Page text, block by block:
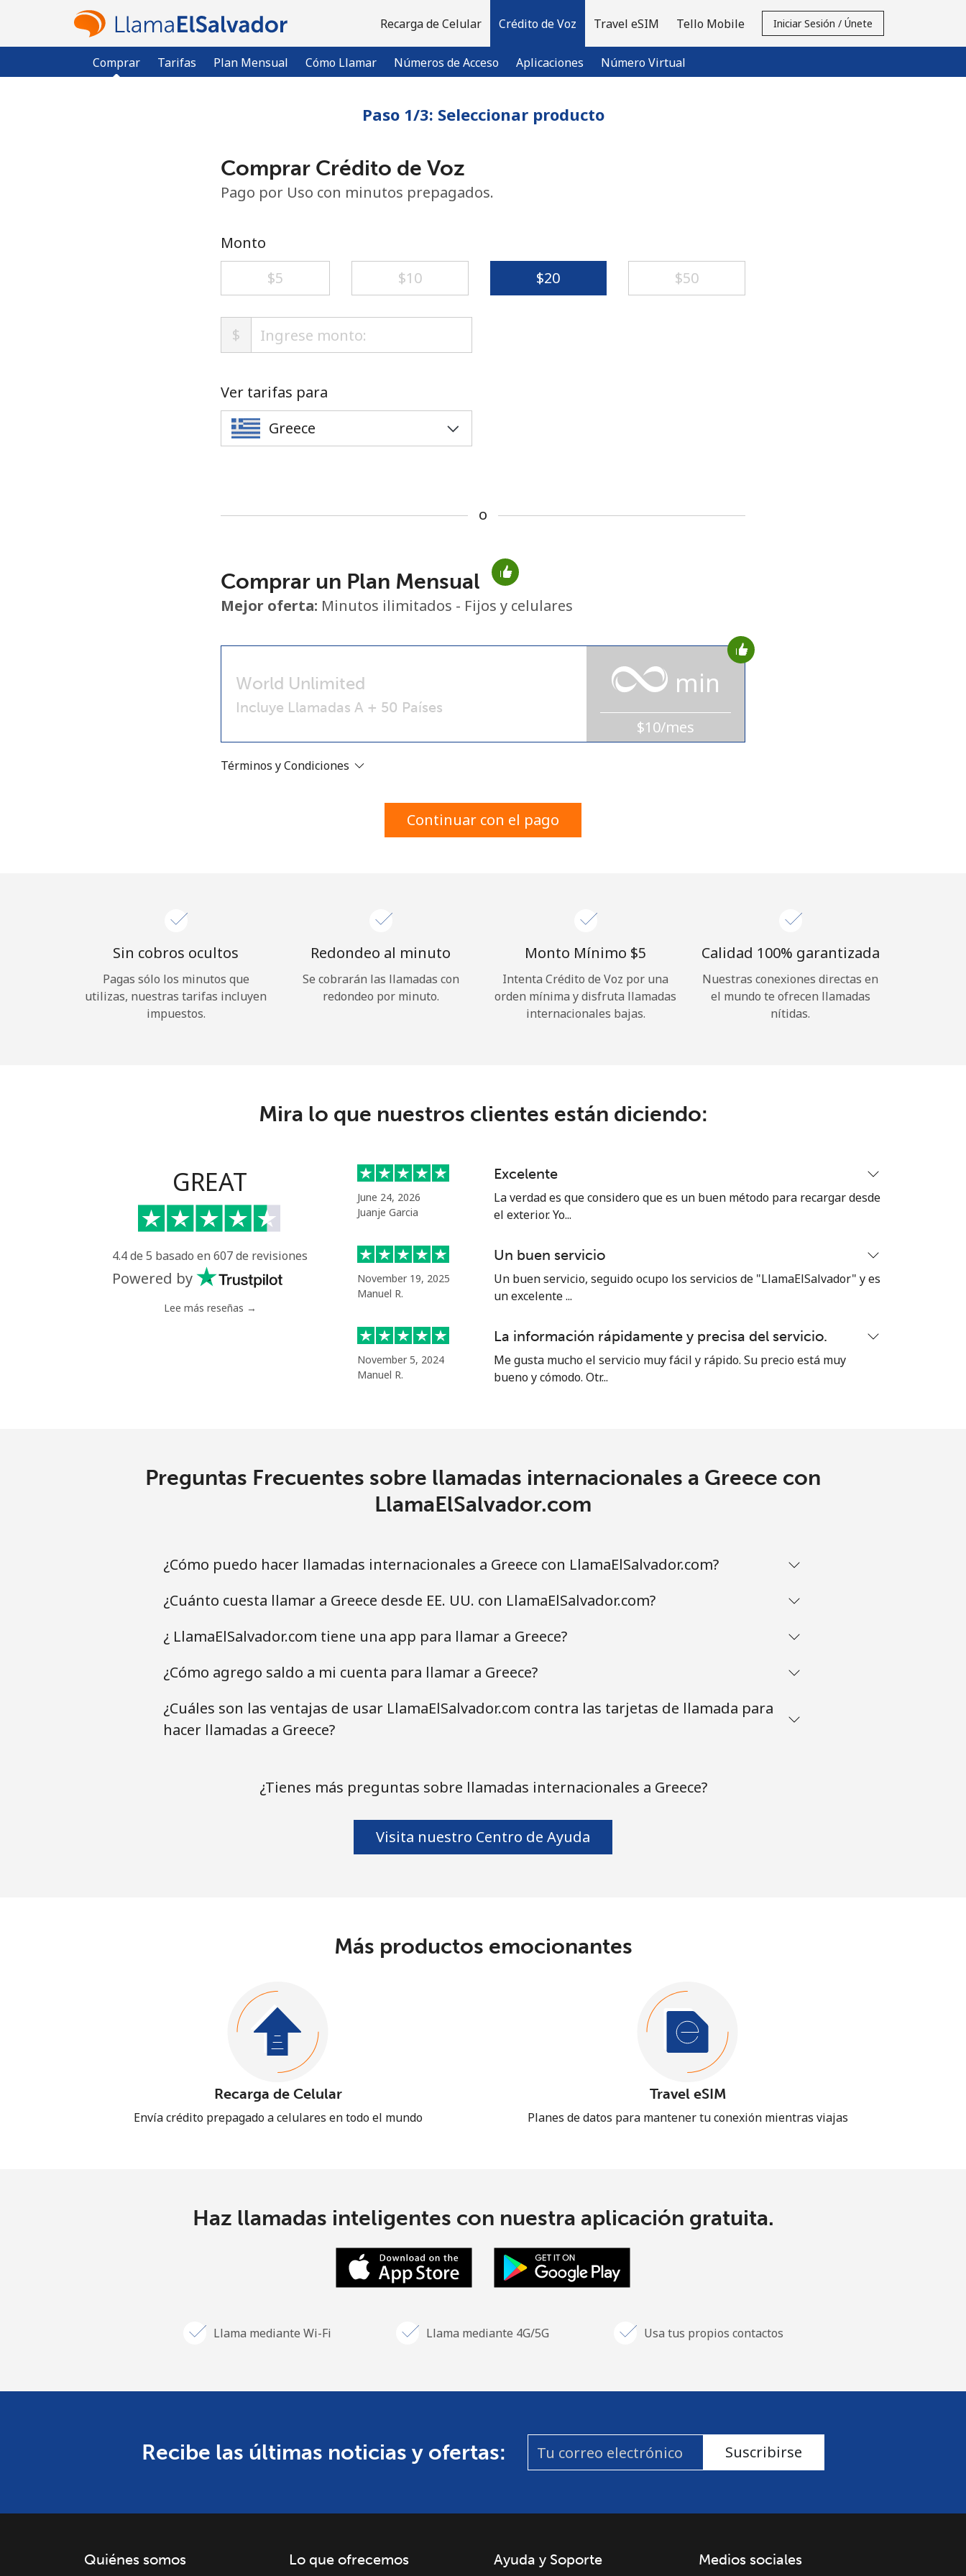
Recarga de Celular Crédito de Voz
Comprar Tarifas Plan Mensual Cómo Llamar Números de Acceso Aplicaciones Número Virtual
Travel eSIM Tello Mobile Iniciar Sesión / Únete
No se ha creado una contraseña
Mínimo 8 caracteres
Un número
Al abrir una cuenta en este sitio web, estoy de
¿Olvidaste tu contraseña? →
Iniciar Sesión
Continuar con
Paso 1/3: Seleccionar producto
Comprar Crédito de Voz
Pago por Uso con minutos prepagados.
Monto
⁦$5⁩
⁦$10⁩ ⁦$20⁩ ⁦$50⁩
$
Ver tarifas para
o
Comprar un Plan Mensual
Mejor oferta: Minutos ilimitados - Fijos y celulares
World Unlimited
Incluye Llamadas A + 50 Países
min
$10/mes
Términos y Condiciones
Continuar con el pago
Sin cobros ocultos
Pagas sólo los minutos que
utilizas, nuestras tarifas incluyen
impuestos.
Redondeo al minuto
Se cobrarán las llamadas con
redondeo por minuto.
Monto Mínimo ⁦$5⁩
Intenta Crédito de Voz por una
orden mínima y disfruta llamadas
internacionales bajas.
Calidad 100% garantizada
Nuestras conexiones directas en
el mundo te ofrecen llamadas
nítidas.
Mira lo que nuestros clientes están diciendo:
GREAT
4.4 de 5 basado en 607 de revisiones
Powered by
Lee más reseñas →
June 24, 2026
Juanje Garcia
Excelente
La verdad es que considero que es un buen método para recargar desde
el exterior. Yo...
November 19, 2025
Manuel R.
Un buen servicio
Un buen servicio, seguido ocupo los servicios de "LlamaElSalvador" y es
un excelente ...
November 5, 2024
Manuel R.
La información rápidamente y precisa del servicio.
Me gusta mucho el servicio muy fácil y rápido. Su precio está muy
bueno y cómodo. Otr...
Preguntas Frecuentes sobre llamadas internacionales a Greece con
LlamaElSalvador.com
¿Cómo puedo hacer llamadas internacionales a Greece con LlamaElSalvador.com?
¿Cuánto cuesta llamar a Greece desde EE. UU. con LlamaElSalvador.com?
¿ LlamaElSalvador.com tiene una app para llamar a Greece?
¿Cómo agrego saldo a mi cuenta para llamar a Greece?
¿Cuáles son las ventajas de usar LlamaElSalvador.com contra las tarjetas de llamada para
hacer llamadas a Greece?
¿Tienes más preguntas sobre llamadas internacionales a Greece?
Visita nuestro Centro de Ayuda
Más productos emocionantes
Recarga de Celular
Envía crédito prepagado a celulares en todo el mundo
Travel eSIM
Planes de datos para mantener tu conexión mientras viajas
Haz llamadas inteligentes con nuestra aplicación gratuita.
Llama mediante Wi-Fi Llama mediante 4G/5G Usa tus propios contactos
Recibe las últimas noticias y ofertas: Suscribirse
Quiénes somos Lo que ofrecemos Ayuda y Soporte Medios sociales